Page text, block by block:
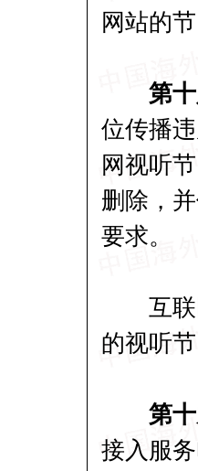
网站的节
第十
位传播
网视听
删除，
要求。
互联网
的视听节
第十
接入服